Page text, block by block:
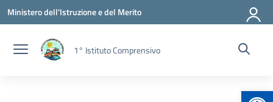
Vai ai contenuti
Vai al menu di navigazione
Vai al footer
Ministero dell'Istruzione e del Merito
1° Istituto Comprensivo